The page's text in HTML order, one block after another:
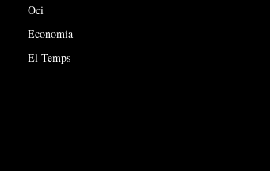
Oci
Economia
El Temps